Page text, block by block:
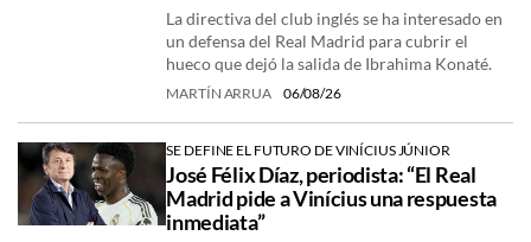
La directiva del club inglés se ha interesado en
un defensa del Real Madrid para cubrir el
hueco que dejó la salida de Ibrahima Konaté.
MARTÍN ARRUA 06/08/26
SE DEFINE EL FUTURO DE VINÍCIUS JÚNIOR
José Félix Díaz, periodista: “El Real
Madrid pide a Vinícius una respuesta
inmediata”